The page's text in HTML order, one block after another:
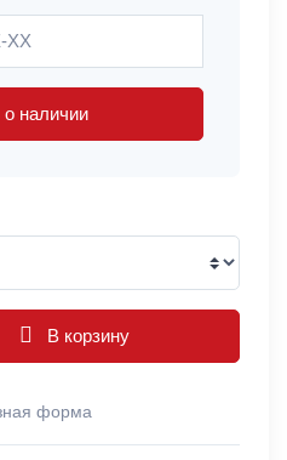
о наличии
В корзину
форма